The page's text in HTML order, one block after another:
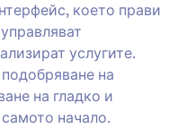
което прави
услугите.
на
на гладко и
начало.